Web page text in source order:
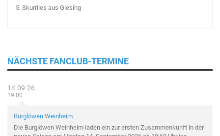
5. Skurriles aus Giesing
NÄCHSTE FANCLUB-TERMINE
14.09.26
19:00
Burglöwen Weinheim
Die Burglöwen Weinheim laden ein zur ersten Zusammenkunft in der